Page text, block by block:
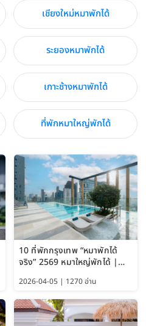
เชียงใหม่หมาพักได้
ระยองหมาพักได้
เกาะช้างหมาพักได้
ที่พักหมาใหญ่พักได้
10 ที่พักกรุงเทพ “หมาพักได้
จริง” 2569 หมาใหญ่พักได้ |
Pet Friendly Hotel
Bangkok อัปเดตล่าสุด
2026-04-05 | 1270 อ่าน